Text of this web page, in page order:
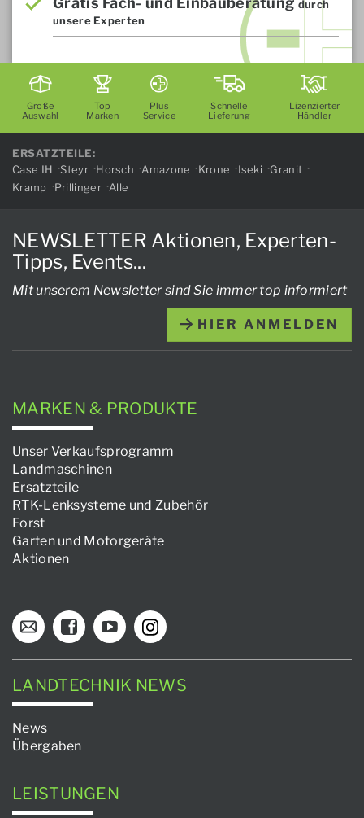
durch
unsere Experten
Große
Auswahl
Top
Marken
Plus
Service
Schnelle
Lieferung
Lizenzierter
Händler
ERSATZTEILE:
Case IH
Steyr Horsch Amazone Krone Iseki
Granit
Kramp
Prillinger Alle
NEWSLETTER Aktionen, Experten-
Tipps, Events...
Mit unserem Newsletter sind Sie immer top informiert
HIER ANMELDEN
MARKEN & PRODUKTE
Unser Verkaufsprogramm
Landmaschinen
Ersatzteile
RTK-Lenksysteme und Zubehör
Forst
Garten und Motorgeräte
Aktionen
LANDTECHNIK NEWS
News
Übergaben
LEISTUNGEN